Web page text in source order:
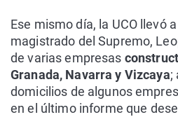
Ese mismo día, la UCO llevó
magistrado del Supremo,
de varias empresas
Granada, Navarra y Vizcaya;
domicilios de algunos
en el último informe que